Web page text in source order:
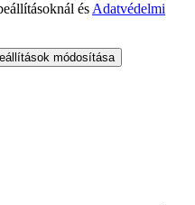
és Adatvédelmi
módosítása